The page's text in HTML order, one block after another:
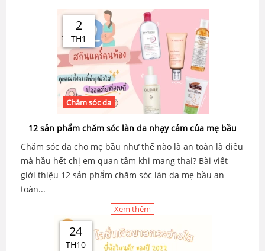
2
TH1
Chăm sóc da
12 sản phẩm chăm sóc làn da nhạy cảm của mẹ bầu
Chăm sóc da cho mẹ bầu như thế nào là an toàn là điều
mà hầu hết chị em quan tâm khi mang thai? Bài viết
giới thiệu 12 sản phẩm chăm sóc làn da mẹ bầu an
toàn...
Xem thêm
24
TH10